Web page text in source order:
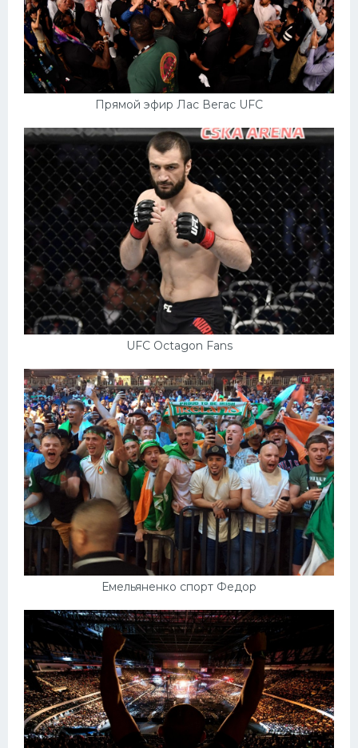
Прямой эфир Лас Вегас UFC
UFC Octagon Fans
Емельяненко спорт Федор